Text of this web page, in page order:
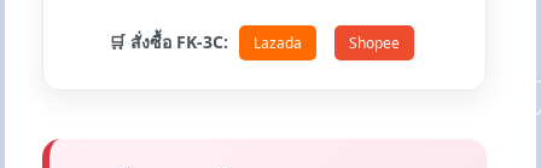
🛒 สั่งซื้อ FK-3C: Lazada Shopee